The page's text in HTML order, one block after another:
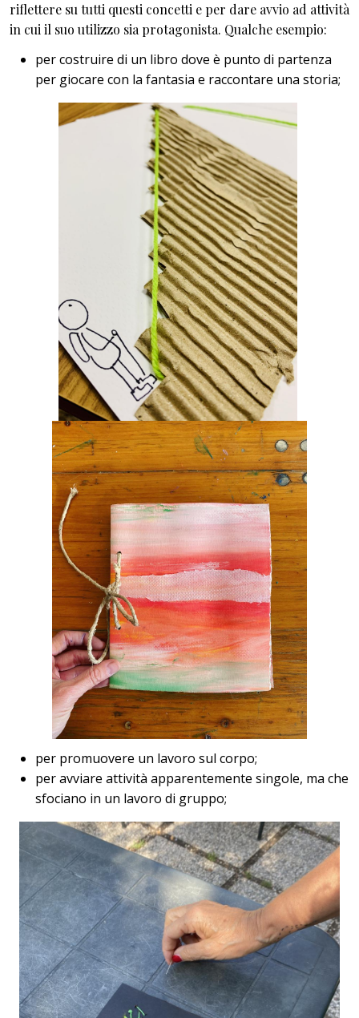
riflettere su tutti questi concetti e per dare avvio ad attività
in cui il suo utilizzo sia protagonista. Qualche esempio:
per costruire di un libro dove è punto di partenza
per giocare con la fantasia e raccontare una storia;
per promuovere un lavoro sul corpo;
per avviare attività apparentemente singole, ma che
sfociano in un lavoro di gruppo;